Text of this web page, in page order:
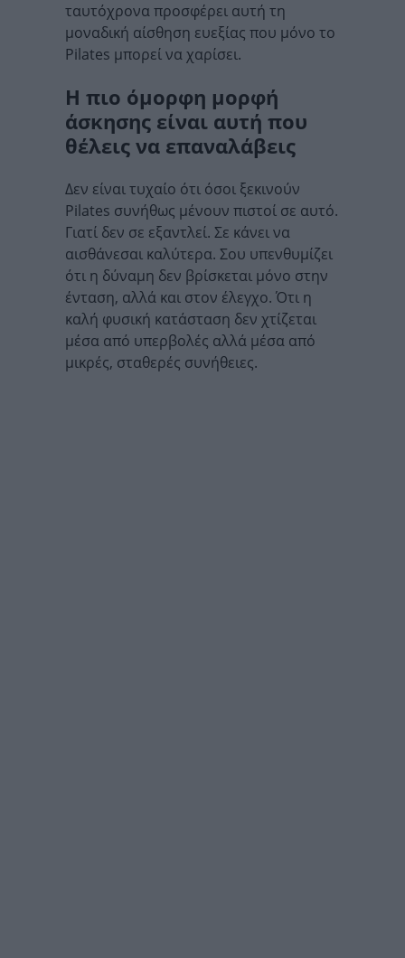
ταυτόχρονα προσφέρει αυτή τη
μοναδική αίσθηση ευεξίας που μόνο το
Pilates μπορεί να χαρίσει.
Η πιο όμορφη μορφή
άσκησης είναι αυτή που
θέλεις να επαναλάβεις
Δεν είναι τυχαίο ότι όσοι ξεκινούν
Pilates συνήθως μένουν πιστοί σε αυτό.
Γιατί δεν σε εξαντλεί. Σε κάνει να
αισθάνεσαι καλύτερα. Σου υπενθυμίζει
ότι η δύναμη δεν βρίσκεται μόνο στην
ένταση, αλλά και στον έλεγχο. Ότι η
καλή φυσική κατάσταση δεν χτίζεται
μέσα από υπερβολές αλλά μέσα από
μικρές, σταθερές συνήθειες.